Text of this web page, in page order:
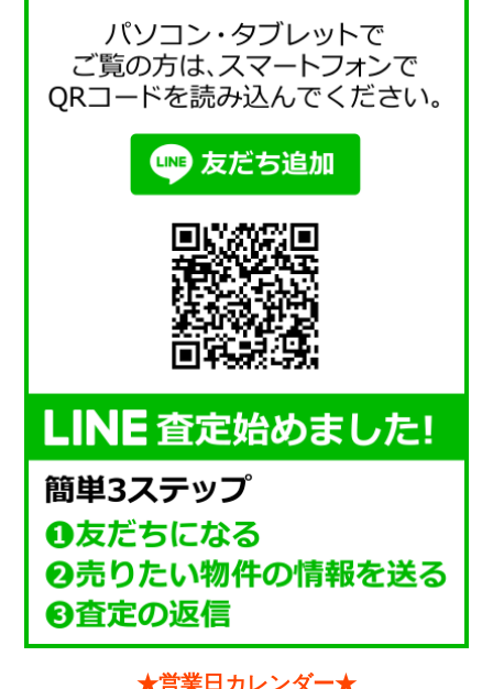
★営業日カレンダー★